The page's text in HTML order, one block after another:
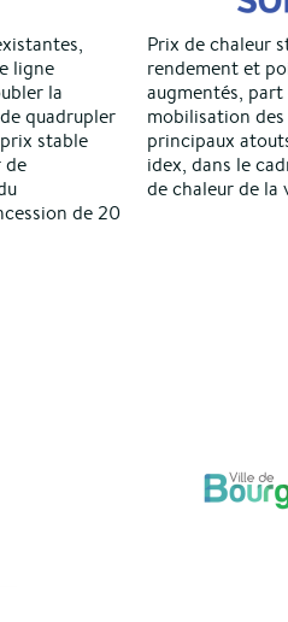
ligne
la
quadrupler
stable
de
de 20
Prix de chaleur
rendement et
augmentés, part
mobilisation
principaux
idex, dans le
de chaleur de la